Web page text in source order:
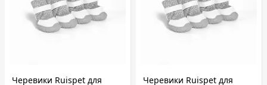
Черевики Ruispet для
Черевики Ruispet для